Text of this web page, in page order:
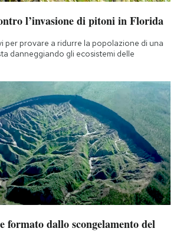
l’invasione di pitoni in Florida
per provare a ridurre la popolazione di una
danneggiando gli ecosistemi delle
formato dallo scongelamento del